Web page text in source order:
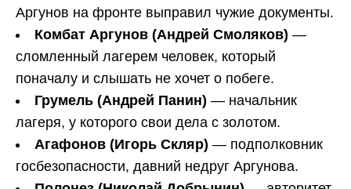
Аргунов на фронте выправил чужие документы.
Комбат Аргунов (Андрей Смоляков) —
сломленный лагерем человек, который
поначалу и слышать не хочет о побеге.
Грумель (Андрей Панин) — начальник
лагеря, у которого свои дела с золотом.
Агафонов (Игорь Скляр) — подполковник
госбезопасности, давний недруг Аргунова.